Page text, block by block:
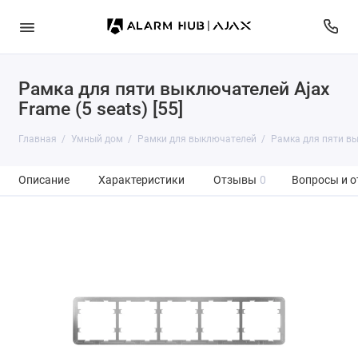
Рамка для пяти выключателей Ajax
Frame (5 seats) [55]
Главная Умный дом Рамки для выключателей Рамка для пяти
Описание Характеристики Отзывы 0 Вопросы и